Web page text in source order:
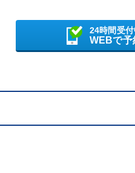
24時間受付
WEBで予